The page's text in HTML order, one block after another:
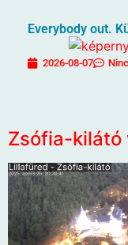
Everybody out.
2026-08-07
Zsófia-kilátó